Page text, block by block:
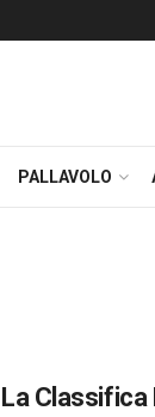
PALLAVOLO
La Classifica